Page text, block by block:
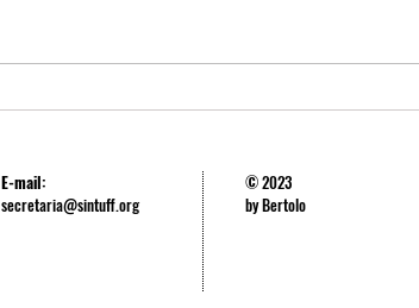
Comprovação do Auxílio-Saúde
E-mail:
secretaria@sintuff.org
© 2023
by Bertolo